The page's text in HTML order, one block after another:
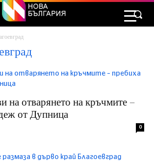
на отварянето на кръчмите –
от Дупница
0